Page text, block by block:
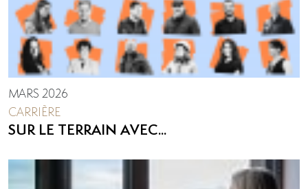
MARS 2026
CARRIÈRE
SUR LE TERRAIN AVEC...